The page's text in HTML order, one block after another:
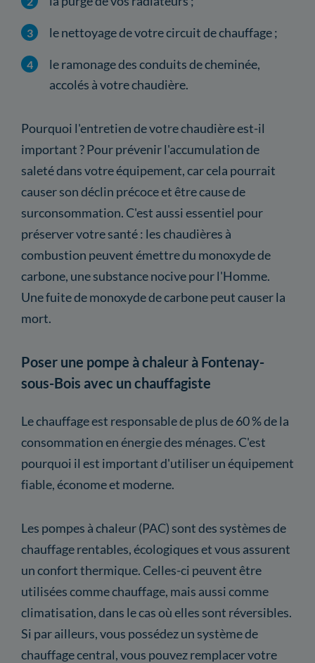
le nettoyage de votre circuit de chauffage ;
le ramonage des conduits de cheminée,
accolés à votre chaudière.
Pourquoi l'entretien de votre chaudière est-il
important ? Pour prévenir l'accumulation de
saleté dans votre équipement, car cela pourrait
causer son déclin précoce et être cause de
surconsommation. C'est aussi essentiel pour
préserver votre santé : les chaudières à
combustion peuvent émettre du monoxyde de
carbone, une substance nocive pour l'Homme.
Une fuite de monoxyde de carbone peut causer la
mort.
Poser une pompe à chaleur à Fontenay-
sous-Bois avec un chauffagiste
Le chauffage est responsable de plus de 60 % de la
consommation en énergie des ménages. C'est
pourquoi il est important d'utiliser un équipement
fiable, économe et moderne.
Les pompes à chaleur (PAC) sont des systèmes de
chauffage rentables, écologiques et vous assurent
un confort thermique. Celles-ci peuvent être
utilisées comme chauffage, mais aussi comme
climatisation, dans le cas où elles sont réversibles.
Si par ailleurs, vous possédez un système de
chauffage central, vous pouvez remplacer votre